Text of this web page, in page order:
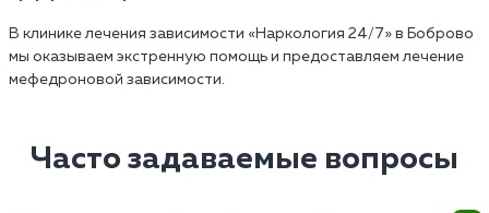
В клинике лечения зависимости «Наркология 24/7» в Боброво
мы оказываем экстренную помощь и предоставляем лечение
мефедроновой зависимости.
Часто задаваемые вопросы